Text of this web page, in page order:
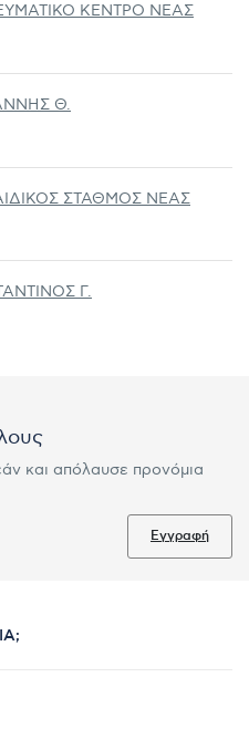
ΚΕΝΤΡΟ ΝΕΑΣ
Θ.
ΣΤΑΘΜΟΣ ΝΕΑΣ
Γ.
και απόλαυσε προνόμια
Εγγραφή